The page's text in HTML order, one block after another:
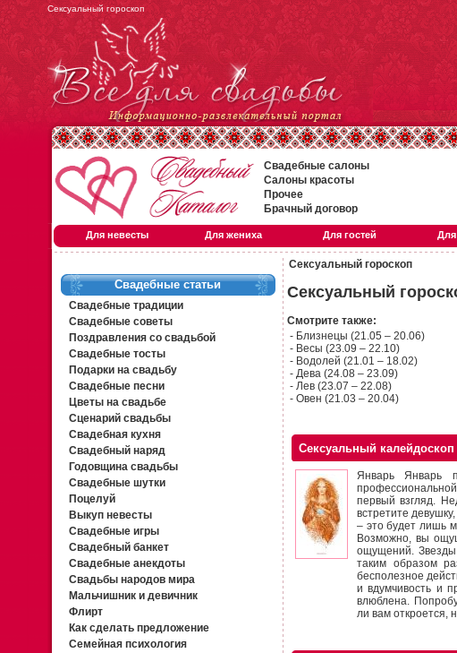
Сексуальный гороскоп
Свадебные салоны
Салоны красоты
Прочее
Брачный договор
Для невесты Для жениха Для гостей
Свадебные статьи
Свадебные традиции
Свадебные советы
Поздравления со свадьбой
Свадебные тосты
Подарки на свадьбу
Свадебные песни
Цветы на свадьбе
Сценарий свадьбы
Свадебная кухня
Свадебный наряд
Годовщина свадьбы
Свадебные шутки
Поцелуй
Выкуп невесты
Свадебные игры
Свадебный банкет
Свадебные анекдоты
Свадьбы народов мира
Мальчишник и девичник
Флирт
Как сделать предложение
Семейная психология
Сексуальный гороскоп
Сексуальный
Смотрите также:
- Близнецы (21.05 – 20.06)
- Весы (23.09 – 22.10)
- Водолей (21.01 – 18.02)
- Дева (24.08 – 23.09)
- Лев (23.07 – 22.08)
- Овен (21.03 – 20.04)
Сексуальный
Январь Январь
первый взгляд.
встретите
– это будет лишь
Возможно, вы
ощущений. Звезды
таким образом
бесполезное
и вдумчивость и
влюблена.
ли вам откроется,